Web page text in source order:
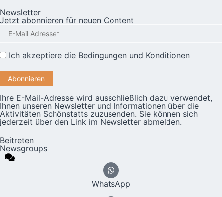
Newsletter
Jetzt abonnieren für neuen Content
Ich akzeptiere die Bedingungen und Konditionen
Ihre E-Mail-Adresse wird ausschließlich dazu verwendet,
Ihnen unseren Newsletter und Informationen über die
Aktivitäten Schönstatts zuzusenden. Sie können sich
jederzeit über den Link im Newsletter abmelden.
Beitreten
Newsgroups
WhatsApp